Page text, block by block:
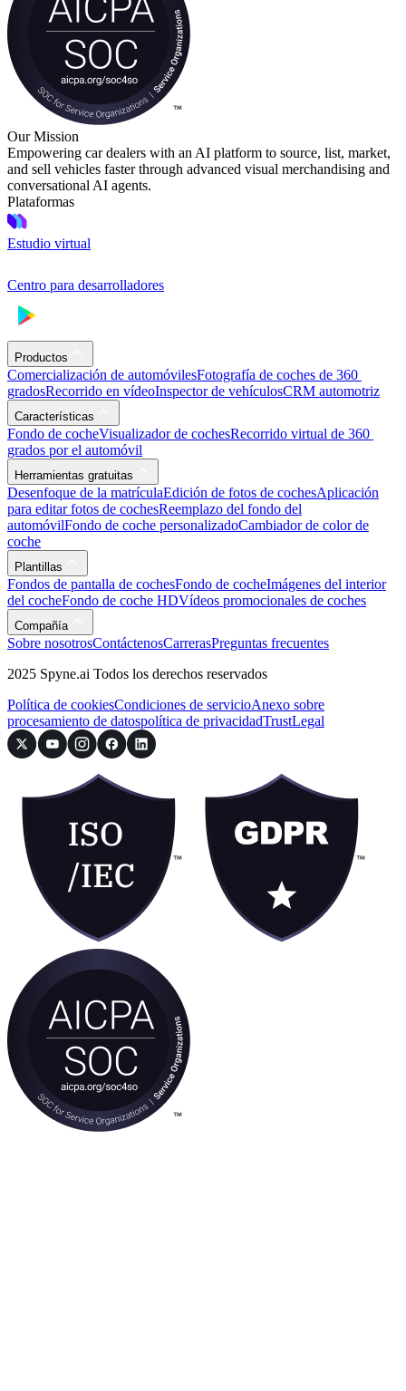
Our Mission
Empowering car dealers with an AI platform to source, list, market,
and sell vehicles faster through advanced visual merchandising and
conversational AI agents.
Plataformas
Estudio virtual
Centro para desarrolladores
Productos
Comercialización de automóvilesFotografía de coches de 360 ​​
gradosRecorrido en vídeoInspector de vehículosCRM automotriz
Características
Fondo de cocheVisualizador de cochesRecorrido virtual de 360 ​​
grados por el automóvil
Herramientas gratuitas
Desenfoque de la matrículaEdición de fotos de cochesAplicación
para editar fotos de cochesReemplazo del fondo del
automóvilFondo de coche personalizadoCambiador de color de
coche
Plantillas
Fondos de pantalla de cochesFondo de cocheImágenes del interior
del cocheFondo de coche HDVídeos promocionales de coches
Compañía
Sobre nosotrosContáctenosCarrerasPreguntas frecuentes
2025 Spyne.ai Todos los derechos reservados
Política de cookiesCondiciones de servicioAnexo sobre
procesamiento de datospolítica de privacidadTrustLegal